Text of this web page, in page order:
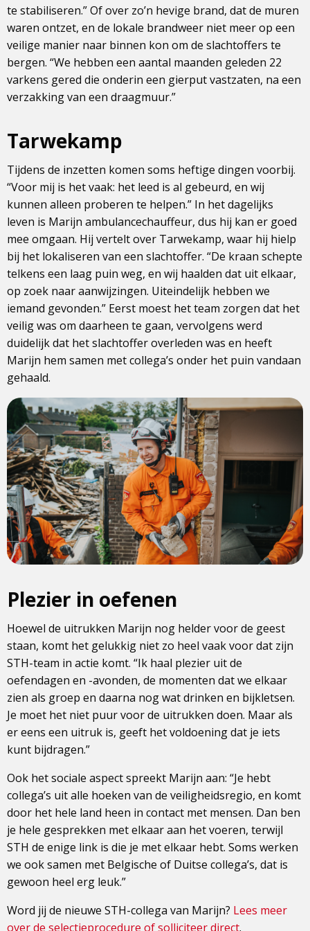
te stabiliseren.” Of over zo’n hevige brand, dat de muren
waren ontzet, en de lokale brandweer niet meer op een
veilige manier naar binnen kon om de slachtoffers te
bergen. “We hebben een aantal maanden geleden 22
varkens gered die onderin een gierput vastzaten, na een
verzakking van een draagmuur.”
Tarwekamp
Tijdens de inzetten komen soms heftige dingen voorbij.
“Voor mij is het vaak: het leed is al gebeurd, en wij
kunnen alleen proberen te helpen.” In het dagelijks
leven is Marijn ambulancechauffeur, dus hij kan er goed
mee omgaan. Hij vertelt over Tarwekamp, waar hij hielp
bij het lokaliseren van een slachtoffer. “De kraan schepte
telkens een laag puin weg, en wij haalden dat uit elkaar,
op zoek naar aanwijzingen. Uiteindelijk hebben we
iemand gevonden.” Eerst moest het team zorgen dat het
veilig was om daarheen te gaan, vervolgens werd
duidelijk dat het slachtoffer overleden was en heeft
Marijn hem samen met collega’s onder het puin vandaan
gehaald.
Plezier in oefenen
Hoewel de uitrukken Marijn nog helder voor de geest
staan, komt het gelukkig niet zo heel vaak voor dat zijn
STH-team in actie komt. “Ik haal plezier uit de
oefendagen en -avonden, de momenten dat we elkaar
zien als groep en daarna nog wat drinken en bijkletsen.
Je moet het niet puur voor de uitrukken doen. Maar als
er eens een uitruk is, geeft het voldoening dat je iets
kunt bijdragen.”
Ook het sociale aspect spreekt Marijn aan: “Je hebt
collega’s uit alle hoeken van de veiligheidsregio, en komt
door het hele land heen in contact met mensen. Dan ben
je hele gesprekken met elkaar aan het voeren, terwijl
STH de enige link is die je met elkaar hebt. Soms werken
we ook samen met Belgische of Duitse collega’s, dat is
gewoon heel erg leuk.”
Word jij de nieuwe STH-collega van Marijn? Lees meer
over de selectieprocedure of solliciteer direct.